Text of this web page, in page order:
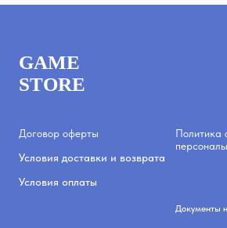
GAME
STORE
Договор оферты
Условия доставки и возврата
Условия оплаты
Политика
Документы